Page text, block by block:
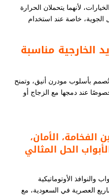
لأنهما يتحملان الحرارة
الجوية، خاصة عند استخدام
الخارجية مناسبة
بأسلوب مودرن أنيق، وتمنح
عند دمجها مع الزجاج أو
الأمان،
الحل المثالي
والنوافذ الأوتوماتيكية
العصرية في السعودية، مع